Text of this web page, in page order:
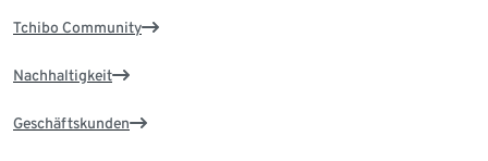
Tchibo Community
Nachhaltigkeit
Geschäftskunden